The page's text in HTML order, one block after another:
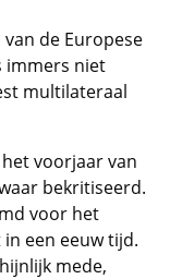
de Europese
immers niet
multilateraal
voorjaar van
bekritiseerd.
voor het
een eeuw tijd.
mede,